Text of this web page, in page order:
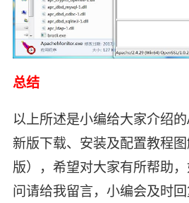
总结
以上所述是小编给大家介绍
新版下载、安装及配置教程
版），希望对大家有所帮助
问请给我留言，小编会及时